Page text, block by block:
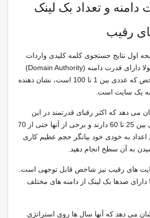
و تعداد بک لینک
رقیب
اول نتایج جستجوی کلمه کلیدی واردات
کالا حضور دارند، معمولا دارای قدرت دامنه (Domain Authority)
بالایی هستند. این شاخص که عددی بین 1 تا 100 است، نشان دهنده
به یک سایت است.
می دهد که اکثر رقبای قدرتمند در این
حوزه، قدرت دامنه ای بین 25 تا 60 دارند و برخی از آنها حتی از 70
اعداد به خودی خود بیانگر حجم عظیم کاری
به آن سطح انجام دهید.
های رقیب نیز شاخص قابل توجهی است.
صدها بک لینک از دامنه های مختلف
می دهد که آنها سال ها روی استراتژی